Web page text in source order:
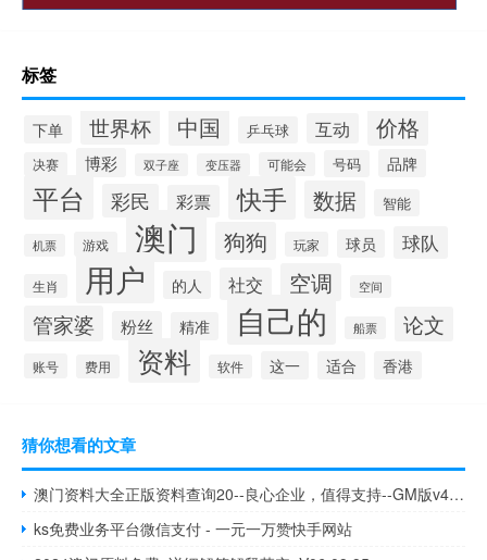
标签
下单 世界杯 中国 乒乓球 互动 价格
决赛 博彩 双子座 变压器 可能会 号码 品牌
平台 彩民 彩票 快手 数据 智能
机票 游戏 澳门 狗狗 玩家 球员 球队
生肖 用户 的人 社交 空调 空间
管家婆 粉丝 精准 自己的 船票 论文
账号 费用 资料 软件 这一 适合 香港
猜你想看的文章
澳门资料大全正版资料查询20--良心企业，值得支持--GM版v40.42.07
ks免费业务平台微信支付 - 一元一万赞快手网站